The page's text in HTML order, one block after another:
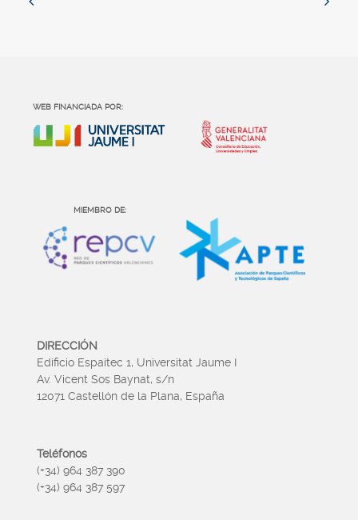
WEB FINANCIADA POR:
MIEMBRO DE:
DIRECCIÓN
Edificio Espaitec 1, Universitat Jaume I
Av. Vicent Sos Baynat, s/n
12071 Castellón de la Plana, España
Teléfonos
(+34) 964 387 390
(+34) 964 387 597